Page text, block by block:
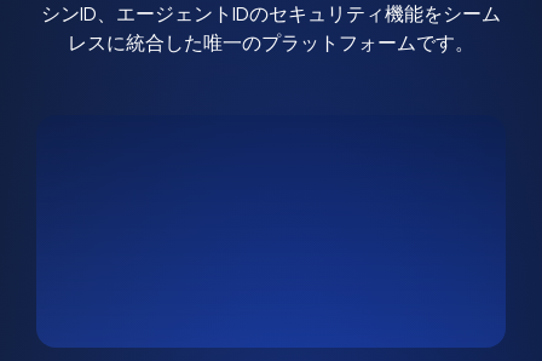
シンID、エージェントIDのセキュリティ機能をシーム
レスに統合した唯一のプラットフォームです。